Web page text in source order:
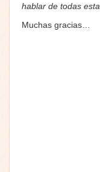
hablar de todas
Muchas gracias…